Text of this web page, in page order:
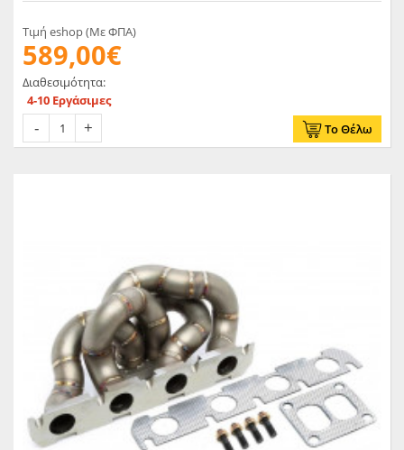
Τιμή eshop (Με ΦΠΑ)
589,00€
Διαθεσιμότητα:
4-10 Εργάσιμες
Το Θέλω